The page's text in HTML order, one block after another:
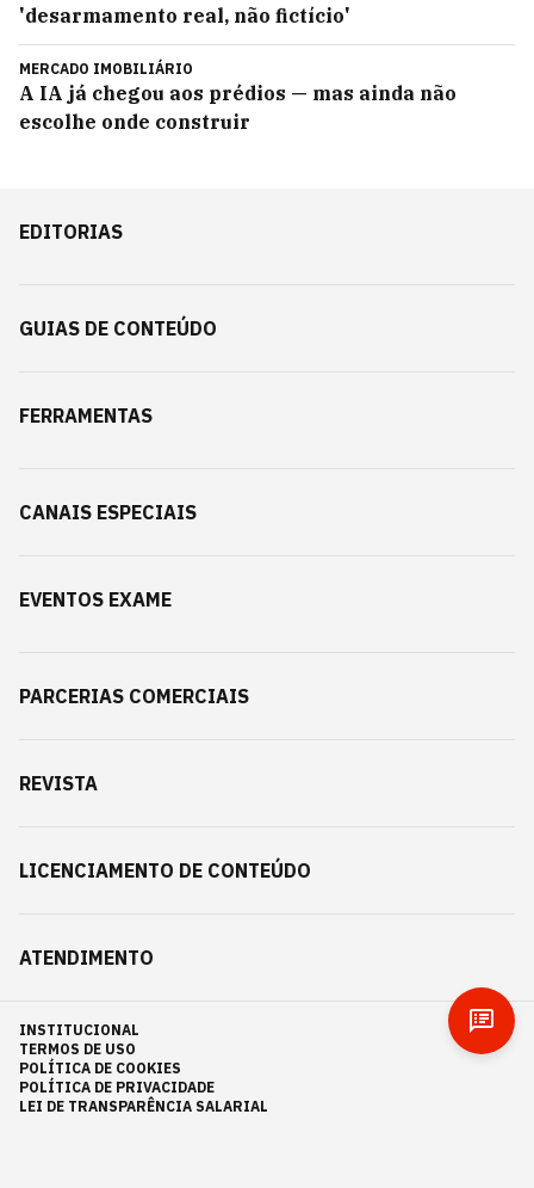
'desarmamento real, não fictício'
MERCADO IMOBILIÁRIO
A IA já chegou aos prédios — mas ainda não
escolhe onde construir
EDITORIAS
GUIAS DE CONTEÚDO
FERRAMENTAS
CANAIS ESPECIAIS
EVENTOS EXAME
PARCERIAS COMERCIAIS
REVISTA
LICENCIAMENTO DE CONTEÚDO
ATENDIMENTO
INSTITUCIONAL
TERMOS DE USO
POLÍTICA DE COOKIES
POLÍTICA DE PRIVACIDADE
LEI DE TRANSPARÊNCIA SALARIAL